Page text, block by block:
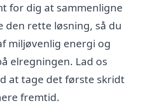
for dig at sammenligne
den rette løsning, så du
miljøvenlig energi og
elregningen. Lad os
at tage det første skridt
fremtid.